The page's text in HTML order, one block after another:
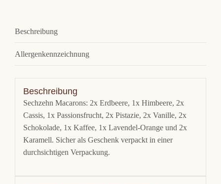
Beschreibung
Allergenkennzeichnung
Beschreibung
Sechzehn Macarons: 2x Erdbeere, 1x Himbeere, 2x
Cassis, 1x Passionsfrucht, 2x Pistazie, 2x Vanille, 2x
Schokolade, 1x Kaffee, 1x Lavendel-Orange und 2x
Karamell. Sicher als Geschenk verpackt in einer
durchsichtigen Verpackung.